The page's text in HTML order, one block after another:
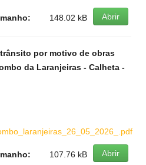
Abrir
148.02 kB
por motivo de obras
da Laranjeiras - Calheta -
Abrir
107.76 kB